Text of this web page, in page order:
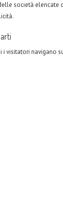
società elencate
visitatori navigano